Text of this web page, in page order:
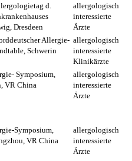
d.
Dresdeen
allergologisch
interessierte
Ärzte
Allergie-
Schwerin
allergologisch
interessierte
Klinikärzte
Symposium,
VR China
allergologisch
interessierte
Ärzte
Symposium,
VR China
allergologisch
interessierte
Ärzte